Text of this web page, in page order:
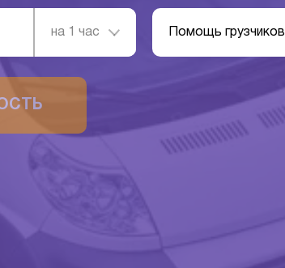
на 1 час Помощь грузчиков